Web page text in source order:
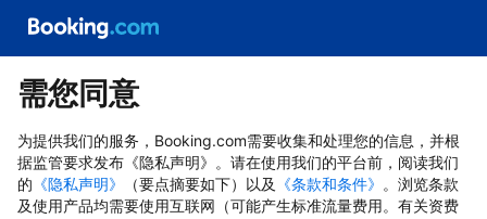
需您同意
为提供我们的服务，Booking.com需要收集和处理您的信息，并根
据监管要求发布《隐私声明》。请在使用我们的平台前，阅读我们
的 《隐私声明》 （要点摘要如下）以及 《条款和条件》 。浏览条款
及使用产品均需要使用互联网（可能产生标准流量费用。有关资费